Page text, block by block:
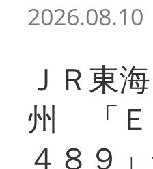
2026.08.10
ＪＲ東
州 「Ｅ
４８９